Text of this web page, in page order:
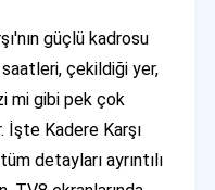
güçlü kadrosu
saatleri, çekildiği yer,
mi gibi pek çok
İşte Kadere Karşı
detayları ayrıntılı